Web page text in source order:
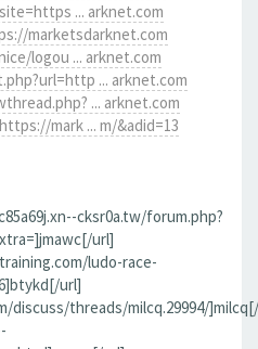
... arknet.com
marketsdarknet.com
logou ... arknet.com
... arknet.com
... arknet.com
mark ... m/&adid=13
cksr0a.tw/forum.php?
url]
ludo-race-
url]
discuss/threads/milcq.29994/